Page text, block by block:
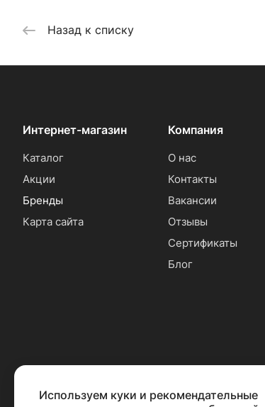
Назад к списку
Интернет-магазин
Каталог
Акции
Бренды
Карта сайта
Компания
О нас
Контакты
Вакансии
Отзывы
Сертификаты
Блог
✕
Используем куки и рекомендательные